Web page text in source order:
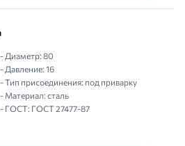
- Диаметр: 80
- Давление: 16
- Тип присоединения: под приварку
- Материал: сталь
- ГОСТ: ГОСТ 27477-87